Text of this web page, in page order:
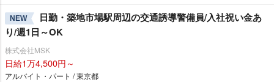
NEW
日勤・築地市場駅周辺の交通誘導警備員/入社祝い金あ
り/週1日～OK
株式会社MSK
日給1万4,500円～
アルバイト・パート / 東京都